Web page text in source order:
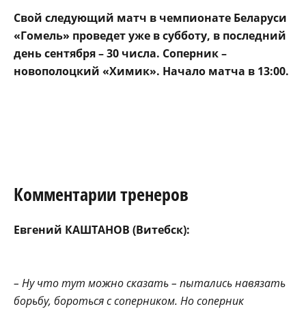
Свой следующий матч в чемпионате Беларуси
«Гомель» проведет уже в субботу, в последний
день сентября – 30 числа. Соперник –
новополоцкий «Химик». Начало матча в 13:00.
Комментарии тренеров
Евгений КАШТАНОВ (Витебск):
– Ну что тут можно сказать – пытались навязать
борьбу, бороться с соперником. Но соперник